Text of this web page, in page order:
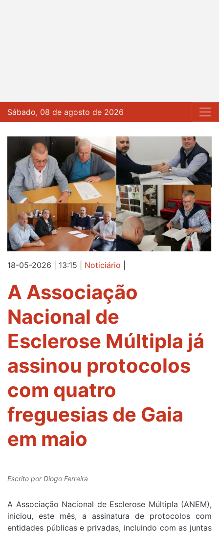
Sábado, 08 de agosto de 2026
18-05-2026 | 13:15 Noticiário
A Associação
Nacional de
Esclerose Múltipla já
assinou protocolos
com quatro
freguesias de Gaia
em maio
Escrito porDiogo Ferreira
A Associação Nacional de Esclerose Múltipla (ANEM),
iniciou, este mês, a assinatura de protocolos com
entidades públicas e privadas, incluindo com as juntas